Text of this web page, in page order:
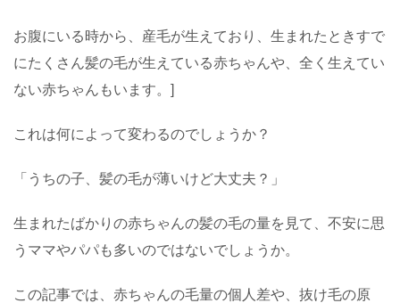
お腹にいる時から、産毛が生えており、生まれたときすで
にたくさん髪の毛が生えている赤ちゃんや、全く生えてい
ない赤ちゃんもいます。]
これは何によって変わるのでしょうか？
「うちの子、髪の毛が薄いけど大丈夫？」
生まれたばかりの赤ちゃんの髪の毛の量を見て、不安に思
うママやパパも多いのではないでしょうか。
この記事では、赤ちゃんの毛量の個人差や、抜け毛の原